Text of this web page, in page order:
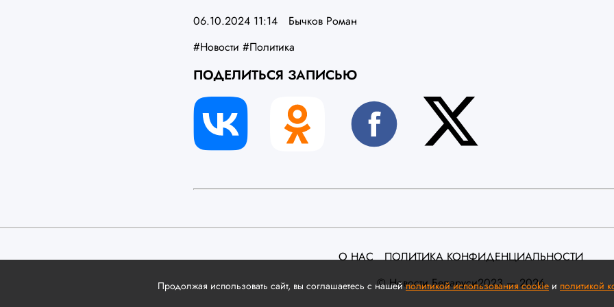
06.10.2024 11:14
Бычков Роман
#Новости #Политика
ПОДЕЛИТЬСЯ ЗАПИСЬЮ
Продолжая использовать сайт, вы соглашаетесь с нашейполитикой использования cookie и политикой
О НАС
ПОЛИТИКА КОНФИДЕНЦИАЛЬНОСТИ
©️ Новости Беларуси2023 — 2026